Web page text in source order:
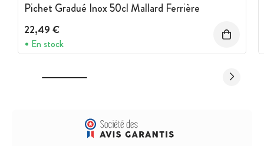
Pichet Gradué Inox 50cl Mallard Ferrière
22,49 €
En stock